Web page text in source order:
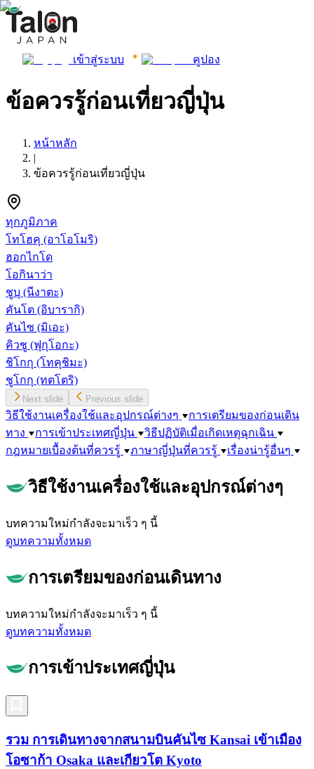
เข้าสู่ระบบ คูปอง
ข้อควรรู้ก่อนเที่ยวญี่ปุ่น
หน้าหลัก
|
ข้อควรรู้ก่อนเที่ยวญี่ปุ่น
ทุกภูมิภาค
โทโฮคุ (อาโอโมริ)
ฮอกไกโด
โอกินาว่า
ชูบุ (นีงาตะ)
คันโต (อิบารากิ)
คันไซ (มิเอะ)
คิวชู (ฟุกุโอกะ)
ชิโกกุ (โทคุชิมะ)
ชูโกกุ (ทตโตริ)
Next slide Previous slide
วิธีใช้งานเครื่องใช้และอุปกรณ์ต่างๆ
การเตรียมของก่อนเดิน
ทาง
การเข้าประเทศญี่ปุ่น
วิธีปฏิบัติเมื่อเกิดเหตุฉุกเฉิน
กฎหมายเบื้องต้นที่ควรรู้
ภาษาญี่ปุ่นที่ควรรู้ เรื่องน่ารู้อื่นๆ
วิธีใช้งานเครื่องใช้และอุปกรณ์ต่างๆ
บทความใหม่กำลังจะมาเร็ว ๆ นี้
ดูบทความทั้งหมด
การเตรียมของก่อนเดินทาง
บทความใหม่กำลังจะมาเร็ว ๆ นี้
ดูบทความทั้งหมด
การเข้าประเทศญี่ปุ่น
รวม การเดินทางจากสนามบินคันไซ Kansai เข้าเมือง
โอซาก้า Osaka และเกียวโต Kyoto